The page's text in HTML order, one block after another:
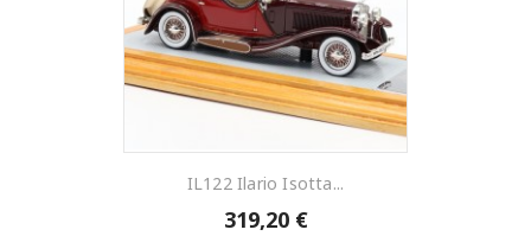
IL122 Ilario Isotta...
319,20 €